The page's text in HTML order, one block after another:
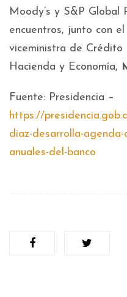
Moody’s y S&P Global
encuentros, junto con
viceministra de
Hacienda y Economía,
Fuente: Presidencia –
https://
diaz-desarrolla-
anuales-del-banco